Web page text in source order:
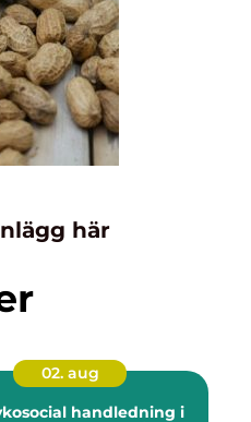
här
02. aug
handledning i